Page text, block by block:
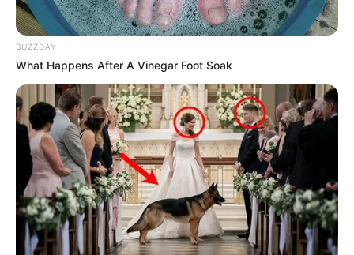
BUZZDAY
What Happens After A Vinegar Foot Soak